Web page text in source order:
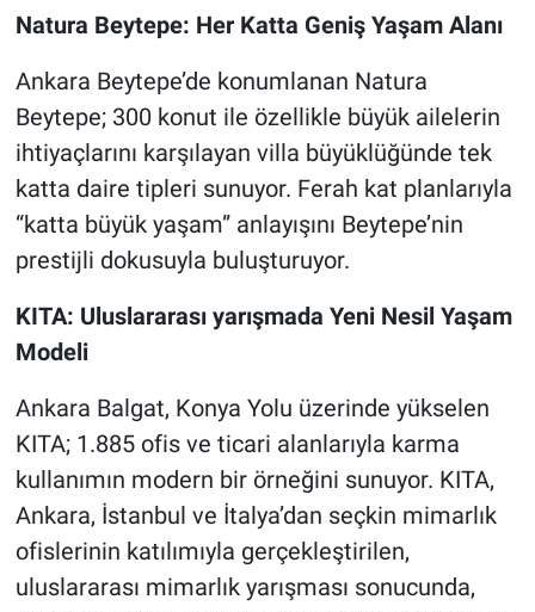
Natura Beytepe: Her Katta Geniş Yaşam Alanı
Ankara Beytepe’de konumlanan Natura
Beytepe; 300 konut ile özellikle büyük ailelerin
ihtiyaçlarını karşılayan villa büyüklüğünde tek
katta daire tipleri sunuyor. Ferah kat planlarıyla
“katta büyük yaşam” anlayışını Beytepe’nin
prestijli dokusuyla buluşturuyor.
KITA: Uluslararası yarışmada Yeni Nesil Yaşam
Modeli
Ankara Balgat, Konya Yolu üzerinde yükselen
KITA; 1.885 ofis ve ticari alanlarıyla karma
kullanımın modern bir örneğini sunuyor. KITA,
Ankara, İstanbul ve İtalya’dan seçkin mimarlık
ofislerinin katılımıyla gerçekleştirilen,
uluslararası mimarlık yarışması sonucunda,